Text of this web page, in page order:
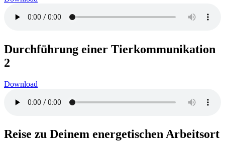
Durchführung einer Tierkommunikation
2
Download
Reise zu Deinem energetischen Arbeitsort